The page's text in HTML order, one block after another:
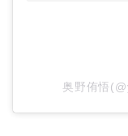
奥野侑悟